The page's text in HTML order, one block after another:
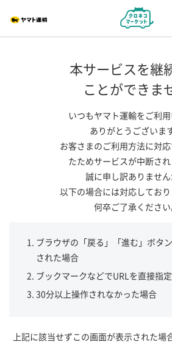
本サービスを継
ことができま
いつもヤマト運輸をご利
ありがとうございま
お客さまのご利用方法に対
たためサービスが中断され
誠に申し訳ありません
以下の場合には対応してお
何卒ご了承ください
ブラウザの「戻る」「進む」ボタ
された場合
ブックマークなどでURLを直接指
30分以上操作されなかった場合
上記に該当せずこの画面が表示された場